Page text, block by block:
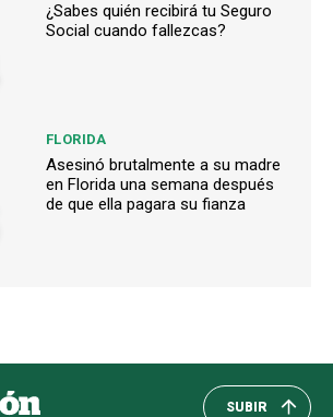
¿Sabes quién recibirá tu Seguro
Social cuando fallezcas?
FLORIDA
Asesinó brutalmente a su madre
en Florida una semana después
de que ella pagara su fianza
SUBIR